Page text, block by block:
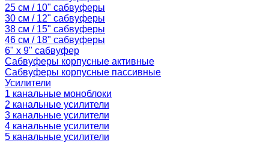
25 см / 10" сабвуферы
30 см / 12" сабвуферы
38 см / 15" сабвуферы
46 см / 18" сабвуферы
6" x 9" сабвуфер
Сабвуферы корпусные активные
Сабвуферы корпусные пассивные
Усилители
1 канальные моноблоки
2 канальные усилители
3 канальные усилители
4 канальные усилители
5 канальные усилители